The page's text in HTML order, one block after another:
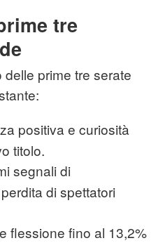
tre
prime tre serate
positiva e curiosità
titolo.
segnali di
di spettatori
flessione fino al 13,2%